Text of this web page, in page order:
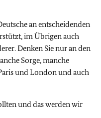
an entscheidenden
im Übrigen auch
Denken Sie nur an den
Sorge, manche
und London und auch
und das werden wir